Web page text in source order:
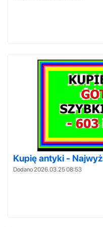
Kupię antyki -
Dodano 2026.03.25 08:53